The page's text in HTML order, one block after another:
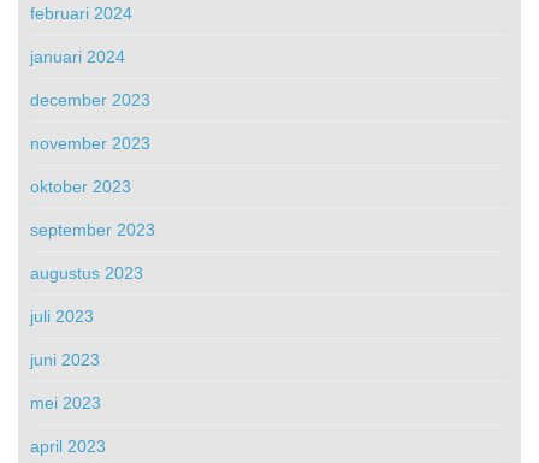
februari 2024
januari 2024
december 2023
november 2023
oktober 2023
september 2023
augustus 2023
juli 2023
juni 2023
mei 2023
april 2023